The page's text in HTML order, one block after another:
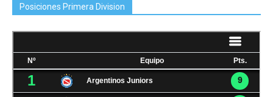
Posiciones Primera Division